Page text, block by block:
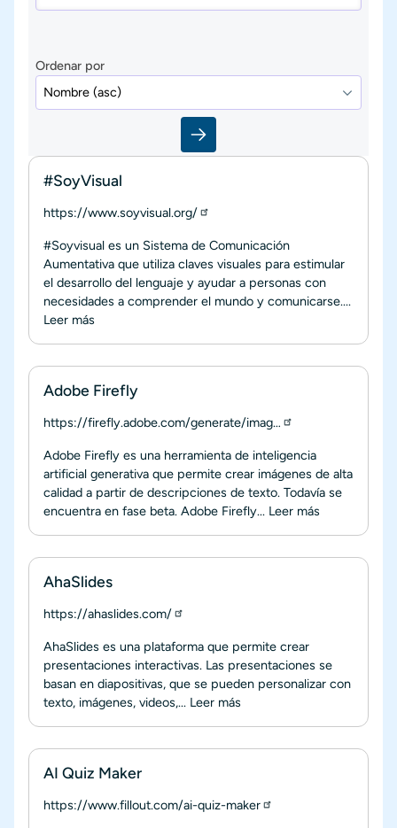
Ordenar por
#SoyVisual
https://www.soyvisual.org/
#Soyvisual es un Sistema de Comunicación
Aumentativa que utiliza claves visuales para estimular
el desarrollo del lenguaje y ayudar a personas con
necesidades a comprender el mundo y comunicarse....
Leer más
Adobe Firefly
https://firefly.adobe.com/generate/imag…
Adobe Firefly es una herramienta de inteligencia
artificial generativa que permite crear imágenes de alta
calidad a partir de descripciones de texto. Todavía se
encuentra en fase beta. Adobe Firefly... Leer más
AhaSlides
https://ahaslides.com/
AhaSlides es una plataforma que permite crear
presentaciones interactivas. Las presentaciones se
basan en diapositivas, que se pueden personalizar con
texto, imágenes, videos,... Leer más
AI Quiz Maker
https://www.fillout.com/ai-quiz-maker